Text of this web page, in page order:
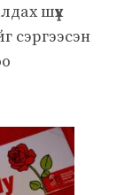
шүүх
сэргээсэн